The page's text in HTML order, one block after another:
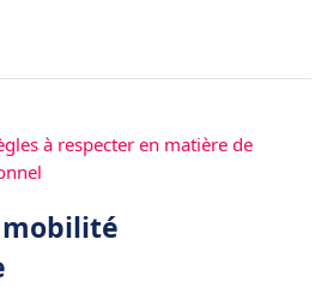
à respecter en matière de
mobilité